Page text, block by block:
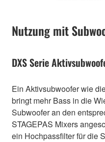
Nutzung mit
DXS Serie
Ein Aktivsubwoofer wie
bringt mehr Bass in die
Subwoofer an den
STAGEPAS Mixers
ein Hochpassfilter für die